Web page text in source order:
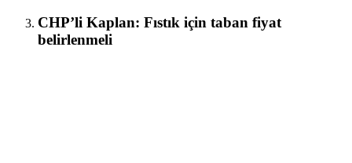
CHP’li Kaplan: Fıstık için taban fiyat
belirlenmeli